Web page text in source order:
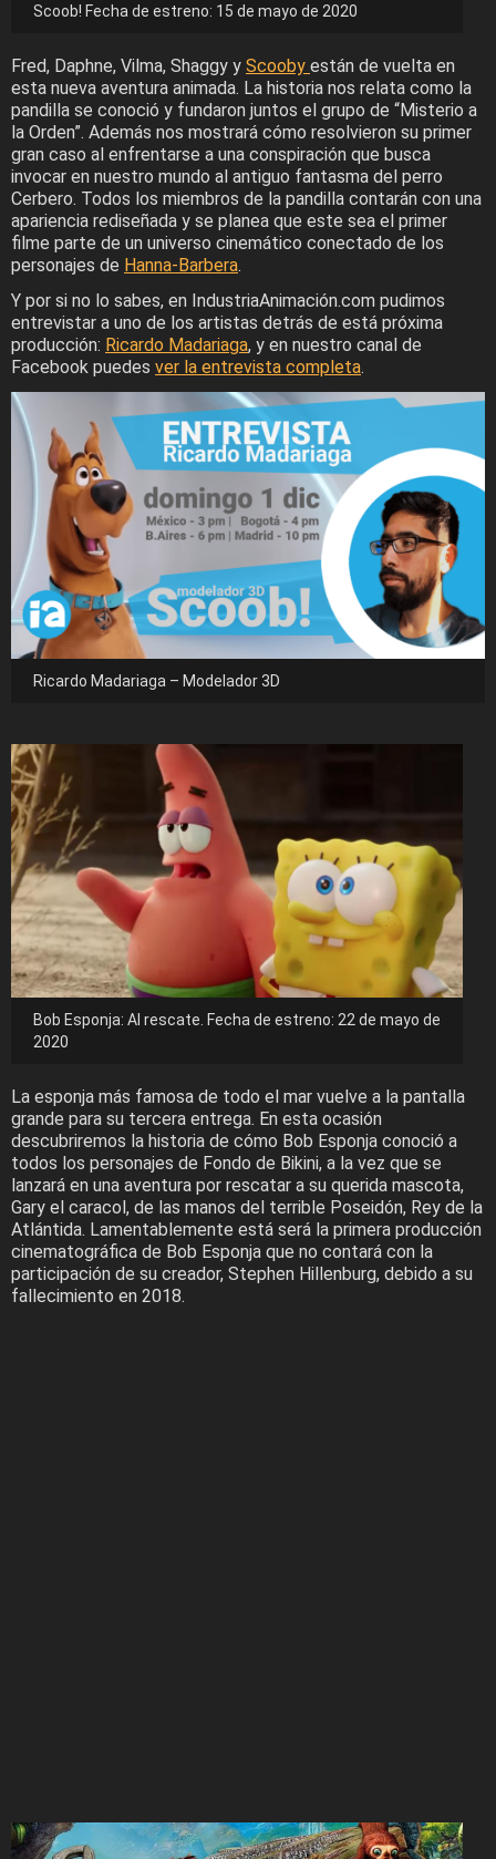
Scoob! Fecha de estreno: 15 de mayo de 2020
Fred, Daphne, Vilma, Shaggy y Scooby están de vuelta en
esta nueva aventura animada. La historia nos relata como la
pandilla se conoció y fundaron juntos el grupo de “Misterio a
la Orden”. Además nos mostrará cómo resolvieron su primer
gran caso al enfrentarse a una conspiración que busca
invocar en nuestro mundo al antiguo fantasma del perro
Cerbero. Todos los miembros de la pandilla contarán con una
apariencia rediseñada y se planea que este sea el primer
filme parte de un universo cinemático conectado de los
personajes de Hanna-Barbera.
Y por si no lo sabes, en IndustriaAnimación.com pudimos
entrevistar a uno de los artistas detrás de está próxima
producción: Ricardo Madariaga, y en nuestro canal de
Facebook puedes ver la entrevista completa.
Ricardo Madariaga – Modelador 3D
Bob Esponja: Al rescate. Fecha de estreno: 22 de mayo de
2020
La esponja más famosa de todo el mar vuelve a la pantalla
grande para su tercera entrega. En esta ocasión
descubriremos la historia de cómo Bob Esponja conoció a
todos los personajes de Fondo de Bikini, a la vez que se
lanzará en una aventura por rescatar a su querida mascota,
Gary el caracol, de las manos del terrible Poseidón, Rey de la
Atlántida. Lamentablemente está será la primera producción
cinematográfica de Bob Esponja que no contará con la
participación de su creador, Stephen Hillenburg, debido a su
fallecimiento en 2018.